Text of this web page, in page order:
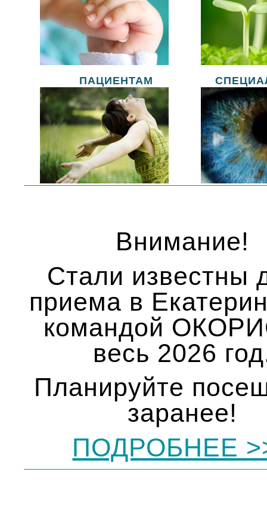
ПАЦИЕНТАМ
Внимание!
Стали известны
приема в
командой
весь 2026
Планируйте
заранее!
ПОДРОБНЕЕ